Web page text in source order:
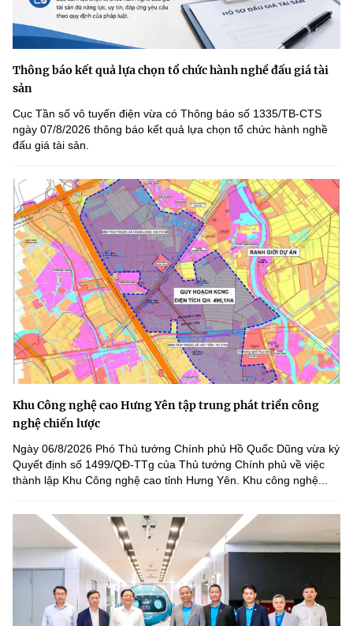
Thông báo kết quả lựa chọn tổ chức hành nghề đấu giá tài
sản
Cục Tần số vô tuyến điện vừa có Thông báo số 1335/TB-CTS
ngày 07/8/2026 thông báo kết quả lựa chọn tổ chức hành nghề
đấu giá tài sản.
Khu Công nghệ cao Hưng Yên tập trung phát triển công
nghệ chiến lược
Ngày 06/8/2026 Phó Thủ tướng Chính phủ Hồ Quốc Dũng vừa ký
Quyết định số 1499/QĐ-TTg của Thủ tướng Chính phủ về việc
thành lập Khu Công nghệ cao tỉnh Hưng Yên. Khu công nghệ...